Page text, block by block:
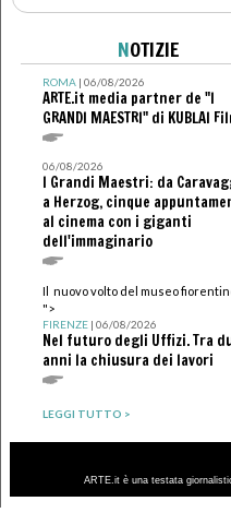
NOTIZIE
ROMA| 06/08/2026
ARTE.it media partner de "I
GRANDI MAESTRI" di KUBLAI
06/08/2026
I Grandi Maestri: da
a Herzog, cinque
al cinema con i giganti
dell'immaginario
Il nuovo volto del museo
">
FIRENZE| 06/08/2026
Nel futuro degli Uffizi. Tra
anni la chiusura dei lavori
LEGGI TUTTO >
ARTE.it è una testata